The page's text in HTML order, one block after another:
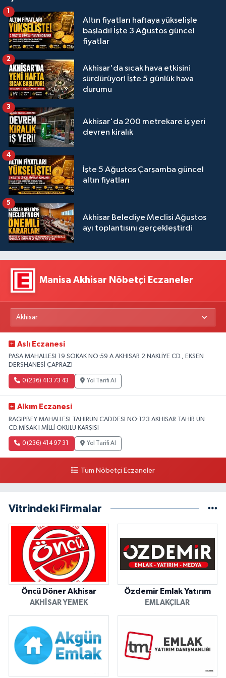
Altın fiyatları haftaya yükselişle
başladı! İşte 3 Ağustos güncel
fiyatlar
1
Akhisar'da sıcak hava etkisini
sürdürüyor! İşte 5 günlük hava
durumu
2
Akhisar'da 200 metrekare iş yeri
devren kiralık
3
İşte 5 Ağustos Çarşamba güncel
altın fiyatları
4
Akhisar Belediye Meclisi Ağustos
ayı toplantısını gerçekleştirdi
5
Manisa Akhisar Nöbetçi Eczaneler
Aslı Eczanesi
PASA MAHALLESI 19 SOKAK NO:59 A AKHISAR 2.NAKLİYE CD., EKSEN
DERSHANESİ ÇAPRAZI
0 (236) 413 73 43 Yol Tarifi Al
Alkım Eczanesi
RAGIPBEY MAHALLESI TAHIRÜN CADDESI NO:123 AKHISAR TAHİR ÜN
CD.MİSAK-I MİLLİ OKULU KARŞISI
0 (236) 414 97 31 Yol Tarifi Al
Tüm Nöbetçi Eczaneler
Vitrindeki Firmalar
Öncü Döner Akhisar
AKHISAR YEMEK
Özdemir Emlak Yatırım
EMLAKÇILAR